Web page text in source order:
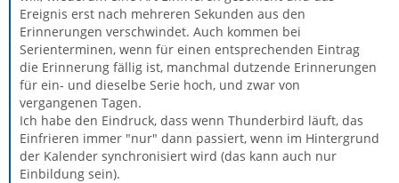
Ereignis erst nach mehreren Sekunden aus den
Erinnerungen verschwindet. Auch kommen bei
Serienterminen, wenn für einen entsprechenden Eintrag
die Erinnerung fällig ist, manchmal dutzende Erinnerungen
für ein- und dieselbe Serie hoch, und zwar von
vergangenen Tagen.
Ich habe den Eindruck, dass wenn Thunderbird läuft, das
Einfrieren immer "nur" dann passiert, wenn im Hintergrund
der Kalender synchronisiert wird (das kann auch nur
Einbildung sein).